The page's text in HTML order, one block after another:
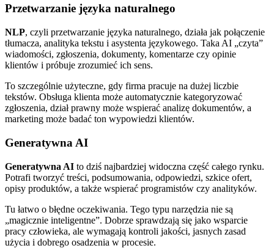
Przetwarzanie języka naturalnego
NLP, czyli przetwarzanie języka naturalnego, działa jak połączenie
tłumacza, analityka tekstu i asystenta językowego. Taka AI „czyta”
wiadomości, zgłoszenia, dokumenty, komentarze czy opinie
klientów i próbuje zrozumieć ich sens.
To szczególnie użyteczne, gdy firma pracuje na dużej liczbie
tekstów. Obsługa klienta może automatycznie kategoryzować
zgłoszenia, dział prawny może wspierać analizę dokumentów, a
marketing może badać ton wypowiedzi klientów.
Generatywna AI
Generatywna AI to dziś najbardziej widoczna część całego rynku.
Potrafi tworzyć treści, podsumowania, odpowiedzi, szkice ofert,
opisy produktów, a także wspierać programistów czy analityków.
Tu łatwo o błędne oczekiwania. Tego typu narzędzia nie są
„magicznie inteligentne”. Dobrze sprawdzają się jako wsparcie
pracy człowieka, ale wymagają kontroli jakości, jasnych zasad
użycia i dobrego osadzenia w procesie.